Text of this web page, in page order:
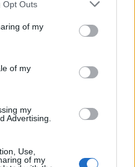
Opt Outs
of my
of my
my
Advertising.
Use,
of my
κέρδη του
ο τζίρος στο α'
– Στα 446 εκατ. ευρώ